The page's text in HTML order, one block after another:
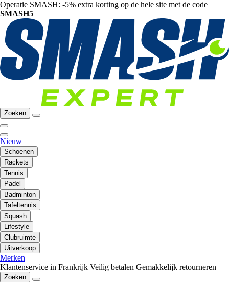
Operatie SMASH: -5% extra korting op de hele site met de code
SMASH5
Zoeken
Nieuw
Schoenen
Rackets
Tennis
Padel
Badminton
Tafeltennis
Squash
Lifestyle
Clubruimte
Uitverkoop
Merken
Klantenservice in Frankrijk Veilig betalen Gemakkelijk retourneren
Zoeken